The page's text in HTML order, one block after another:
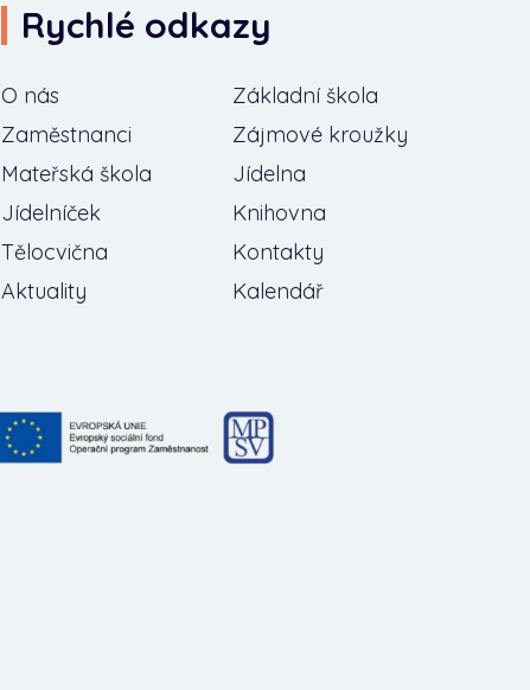
Rychlé odkazy
O nás
Základní škola
Zaměstnanci
Zájmové kroužky
Mateřská škola
Jídelna
Jídelníček
Knihovna
Tělocvična
Kontakty
Aktuality
Kalendář